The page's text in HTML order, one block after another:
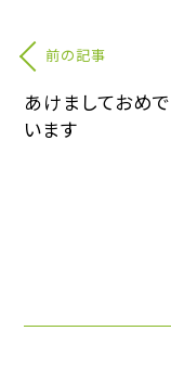
前の記事
あけましておめ
います